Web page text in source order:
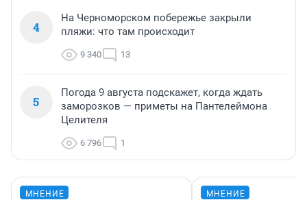
4
На Черноморском побережье закрыли
пляжи: что там происходит
9 340 13
5
Погода 9 августа подскажет, когда ждать
заморозков — приметы на Пантелеймона
Целителя
6 796 1
МНЕНИЕ МНЕНИЕ